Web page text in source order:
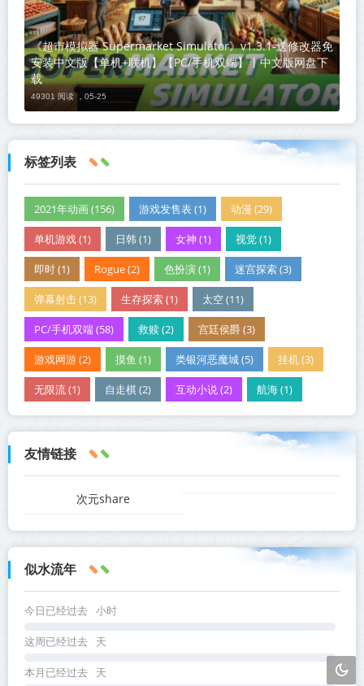
《超市模拟器 Supermarket Simulator》v1.3.1-送修改器免
安装中文版【单机+联机】【PC/手机双端】丨中文版网盘下
载
49301 阅读 ， 05-25
标签列表
2021年动画 (156) 游戏发售表 (1) 动漫 (29)
单机游戏 (1) 日韩 (1) 女神 (1) 视觉 (1)
即时 (1) Rogue (2) 色扮演 (1) 迷宫探索 (3)
弹幕射击 (13) 生存探索 (1) 太空 (11)
PC/手机双端 (58) 救赎 (2) 宫廷侯爵 (3)
游戏网游 (2) 摸鱼 (1) 类银河恶魔城 (5) 挂机 (3)
无限流 (1) 自走棋 (2) 互动小说 (2) 航海 (1)
友情链接
次元share
似水流年
今日已经过去 小时
这周已经过去 天
本月已经过去 天